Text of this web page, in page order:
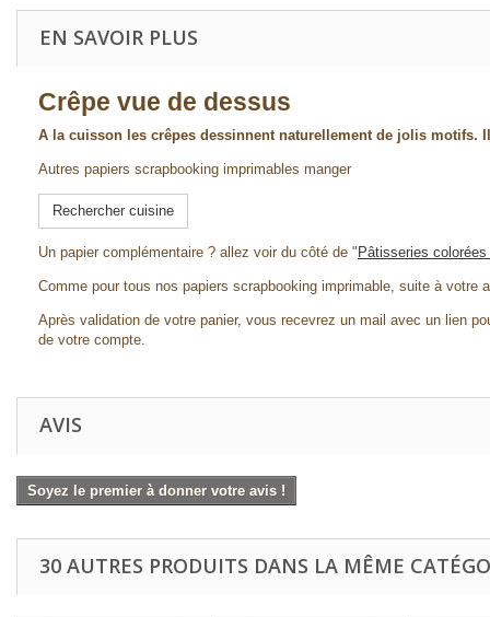
EN SAVOIR PLUS
Crêpe vue de dessus
A la cuisson les crêpes dessinnent naturellement de jolis
Autres papiers scrapbooking imprimables manger
Rechercher cuisine
Un papier complémentaire ? allez voir du côté de " Pâtisseries
Comme pour tous nos papiers scrapbooking imprimable, suite à
Après validation de votre panier, vous recevrez un mail avec un lien
de votre compte.
AVIS
Soyez le premier à donner votre avis !
30 AUTRES PRODUITS DANS LA MÊME